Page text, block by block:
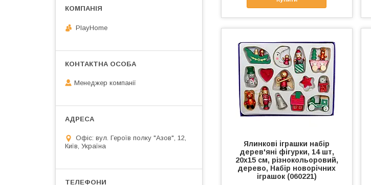
Ялинкові іграшки набір
дерев'яні фігурки, 14 шт,
20х15 см, різнокольоровий,
дерево, Набір новорічних
іграшок (060221)
PlayHome
Менеджер компанії
Офіс: вул. Героїв полку "Азов", 12,
Київ, Україна